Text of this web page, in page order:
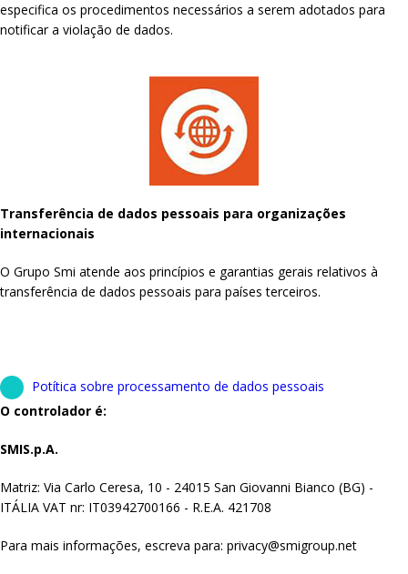
especifica os procedimentos necessários a serem adotados para
notificar a violação de dados.
Transferência de dados pessoais para organizações
internacionais
O Grupo Smi atende aos princípios e garantias gerais relativos à
transferência de dados pessoais para países terceiros.
Potítica sobre processamento de dados pessoais
O controlador é:
SMIS.p.A.
Matriz: Via Carlo Ceresa, 10 - 24015 San Giovanni Bianco (BG) -
ITÁLIA VAT nr: IT03942700166 - R.E.A. 421708
Para mais informações, escreva para: privacy@smigroup.net